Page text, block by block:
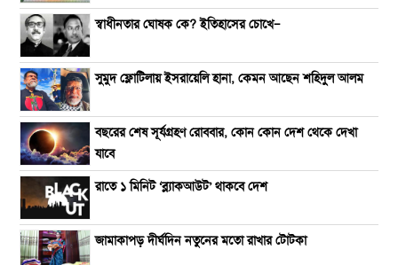
স্বাধীনতার ঘোষক কে? ইতিহাসের চোখে—
সুমুদ ফ্লোটিলায় ইসরায়েলি হানা, কেমন আছেন শহিদুল আলম
বছরের শেষ সূর্যগ্রহণ রোববার, কোন কোন দেশ থেকে দেখা
যাবে
রাতে ১ মিনিট ‘ব্ল্যাকআউট’ থাকবে দেশ
জামাকাপড় দীর্ঘদিন নতুনের মতো রাখার টোটকা